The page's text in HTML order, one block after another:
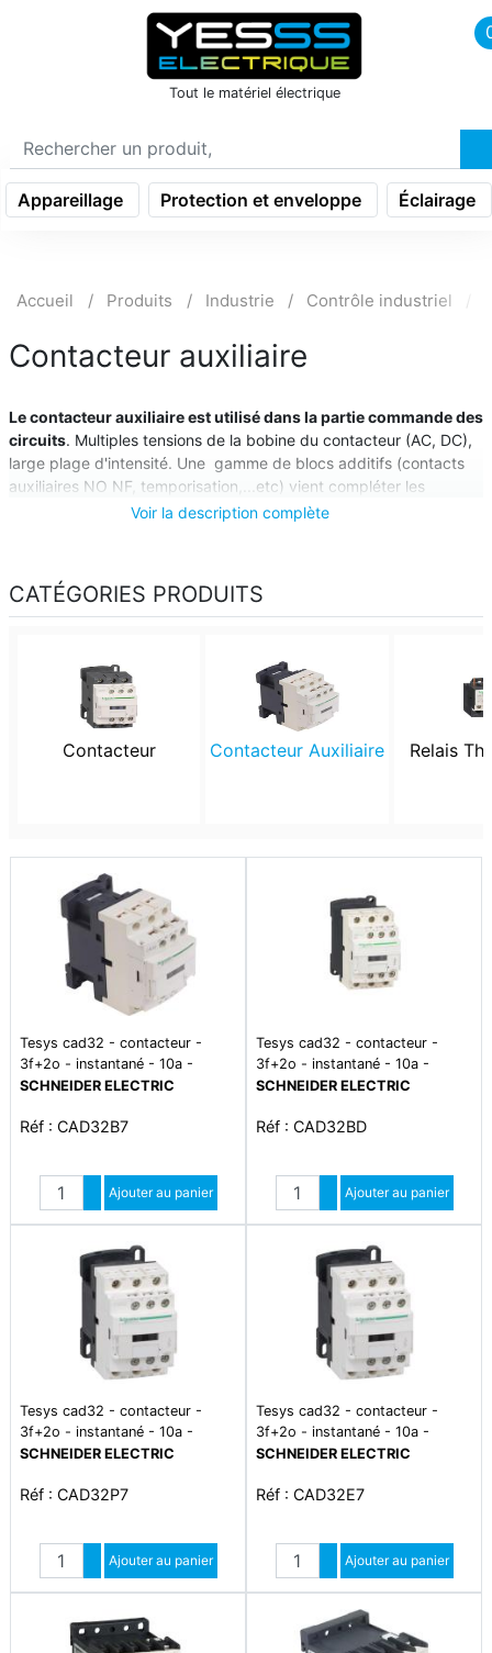
icon menu burger
Tout le matériel électrique
Appareillage Protection et enveloppe Éclairage
Accueil Produits Industrie Contrôle industriel
Contacteur auxiliaire
Le contacteur auxiliaire est utilisé dans la partie commande des
circuits. Multiples tensions de la bobine du contacteur (AC, DC),
large plage d'intensité. Une gamme de blocs additifs (contacts
auxiliaires NO NF, temporisation,...etc) vient compléter les
applications de commande du contacteur.
Voir la description complète
CATÉGORIES PRODUITS
Contacteur Contacteur Auxiliaire Relais
Tesys cad32 - contacteur -
3f+2o - instantané - 10a -
24vca
SCHNEIDER ELECTRIC
Réf : CAD32B7
Quantité
Augmenter quantité
Diminuer quantité
Ajouter au panier
Tesys cad32 - contacteur -
3f+2o - instantané - 10a -
24vcc
SCHNEIDER ELECTRIC
Réf : CAD32BD
Quantité
Augmenter quantité
Diminuer quantité
Ajouter au panier
Tesys cad32 - contacteur -
3f+2o - instantané - 10a -
230vca
SCHNEIDER ELECTRIC
Réf : CAD32P7
Quantité
Augmenter quantité
Diminuer quantité
Ajouter au panier
Tesys cad32 - contacteur -
3f+2o - instantané - 10a -
48vca
SCHNEIDER ELECTRIC
Réf : CAD32E7
Quantité
Augmenter quantité
Diminuer quantité
Ajouter au panier